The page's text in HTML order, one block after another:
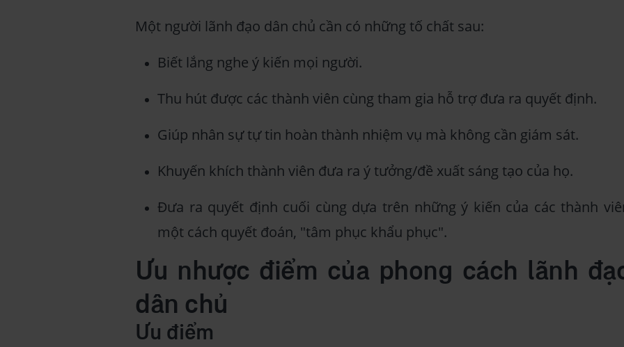
Một người lãnh đạo dân chủ cần có những tố chất sau:
Biết lắng nghe ý kiến mọi người.
Thu hút được các thành viên cùng tham gia hỗ trợ đưa ra quyết định.
Giúp nhân sự tự tin hoàn thành nhiệm vụ mà không cần giám sát.
Khuyến khích thành viên đưa ra ý tưởng/đề xuất sáng tạo của họ.
Đưa ra quyết định cuối cùng dựa trên những ý kiến của các thành
một cách quyết đoán, "tâm phục khẩu phục".
Ưu nhược điểm của phong cách lãnh
dân chủ
Ưu điểm